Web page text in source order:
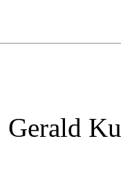
Gerald